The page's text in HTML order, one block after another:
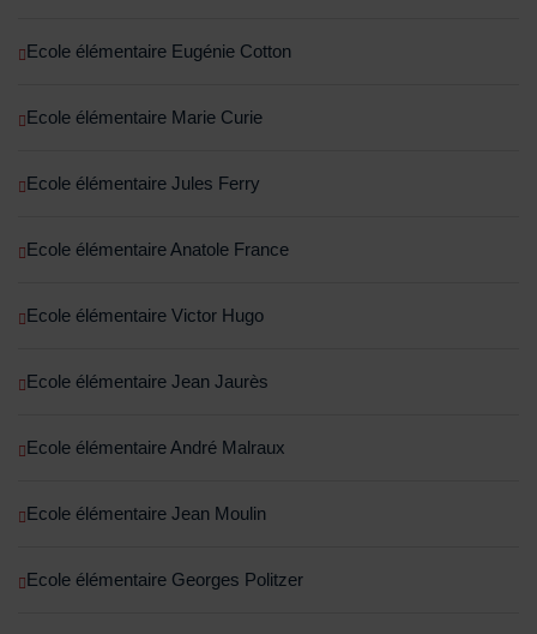
Ecole élémentaire Eugénie Cotton
Ecole élémentaire Marie Curie
Ecole élémentaire Jules Ferry
Ecole élémentaire Anatole France
Ecole élémentaire Victor Hugo
Ecole élémentaire Jean Jaurès
Ecole élémentaire André Malraux
Ecole élémentaire Jean Moulin
Ecole élémentaire Georges Politzer